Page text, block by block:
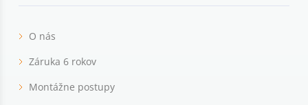
O nás
Záruka 6 rokov
Montážne postupy